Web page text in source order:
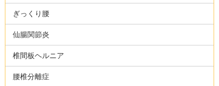
ぎっくり腰
仙腸関節炎
椎間板ヘルニア
腰椎分離症